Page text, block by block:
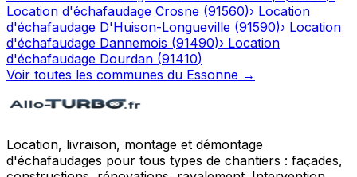
Location d'échafaudage Crosne (91560)› Location
d'échafaudage D'Huison-Longueville (91590)› Location
d'échafaudage Dannemois (91490)› Location
d'échafaudage Dourdan (91410)
Voir toutes les communes du Essonne →
Location, livraison, montage et démontage
d'échafaudages pour tous types de chantiers : façades,